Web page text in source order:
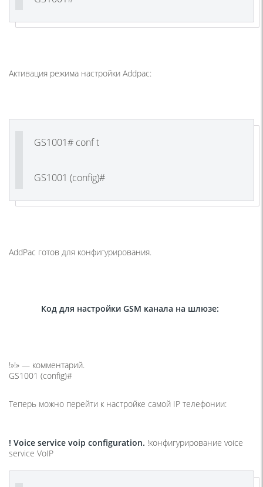
Активация режима настройки Addpac:
GS1001# conf t
GS1001 (config)#
AddPac готов для конфигурирования.
Код для настройки GSM канала на шлюзе:
!»!» — комментарий.
GS1001 (config)#
Теперь можно перейти к настройке самой IP телефонии:
! Voice service voip configuration. !конфигурирование voice
service VoIP